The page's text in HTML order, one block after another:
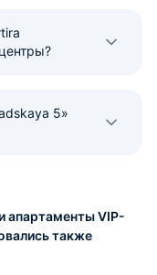
5»
апартаменты VIP-
также